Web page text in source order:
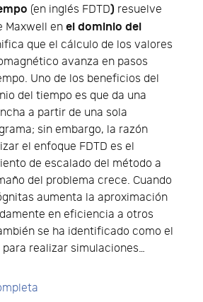
(en inglés FDTD) resuelve
Maxwell en el dominio del
que el cálculo de los valores
avanza en pasos
Uno de los beneficios del
del tiempo es que da una
a partir de una sola
sin embargo, la razón
el enfoque FDTD es el
de escalado del método a
del problema crece. Cuando
aumenta la aproximación
en eficiencia a otros
se ha identificado como el
realizar simulaciones…